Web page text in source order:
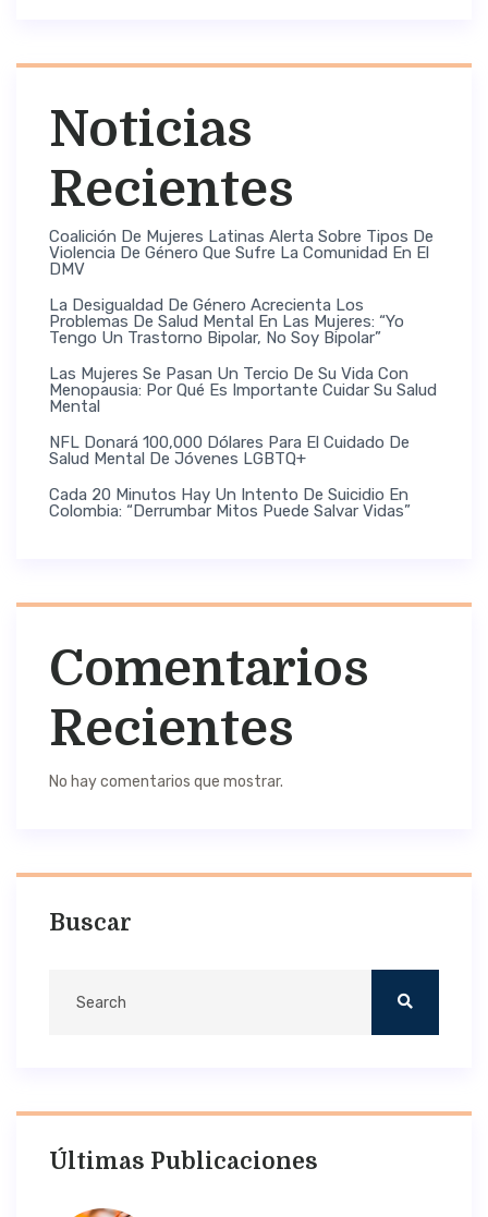
Noticias
Recientes
Coalición De Mujeres Latinas Alerta Sobre Tipos De
Violencia De Género Que Sufre La Comunidad En El
DMV
La Desigualdad De Género Acrecienta Los
Problemas De Salud Mental En Las Mujeres: “Yo
Tengo Un Trastorno Bipolar, No Soy Bipolar”
Las Mujeres Se Pasan Un Tercio De Su Vida Con
Menopausia: Por Qué Es Importante Cuidar Su Salud
Mental
NFL Donará 100,000 Dólares Para El Cuidado De
Salud Mental De Jóvenes LGBTQ+
Cada 20 Minutos Hay Un Intento De Suicidio En
Colombia: “Derrumbar Mitos Puede Salvar Vidas”
Comentarios
Recientes
No hay comentarios que mostrar.
Buscar
Últimas Publicaciones